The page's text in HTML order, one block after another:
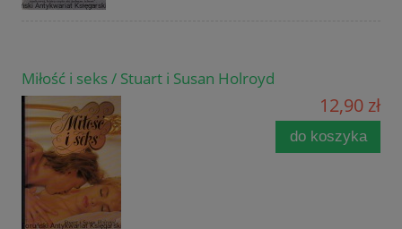
Miłość i seks / Stuart i Susan Holroyd
12,90 zł
do koszyka